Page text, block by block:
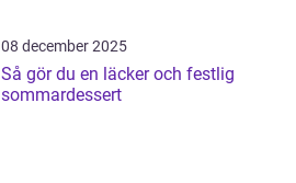
08 december 2025
Så gör du en läcker och festlig
sommardessert